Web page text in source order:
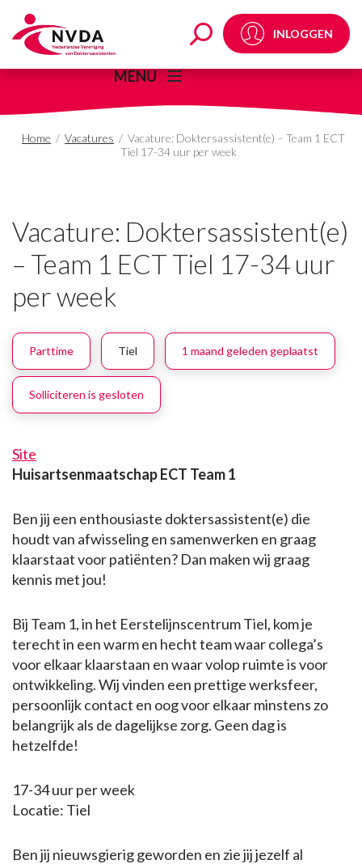
Vacature: INLOGGEN
MENU
Home / Vacatures / Vacature: Doktersassistent(e) – Team 1 ECT
Tiel 17-34 uur per week
Vacature: Doktersassistent(e)
– Team 1 ECT Tiel 17-34 uur
per week
Parttime Tiel 1 maand geleden geplaatst
Solliciteren is gesloten
Site
Huisartsenmaatschap ECT Team 1
Ben jij een enthousiaste doktersassistent(e) die
houdt van afwisseling en samenwerken en graag
klaarstaat voor patiënten? Dan maken wij graag
kennis met jou!
Bij Team 1, in het Eerstelijnscentrum Tiel, kom je
terecht in een warm en hecht team waar collega’s
voor elkaar klaarstaan en waar volop ruimte is voor
ontwikkeling. Wij vinden een prettige werksfeer,
persoonlijk contact en oog voor elkaar minstens zo
belangrijk als de dagelijkse zorg. Geen dag is
hetzelfde!
17-34 uur per week
Locatie: Tiel
Ben jij nieuwsgierig geworden en zie jij jezelf al